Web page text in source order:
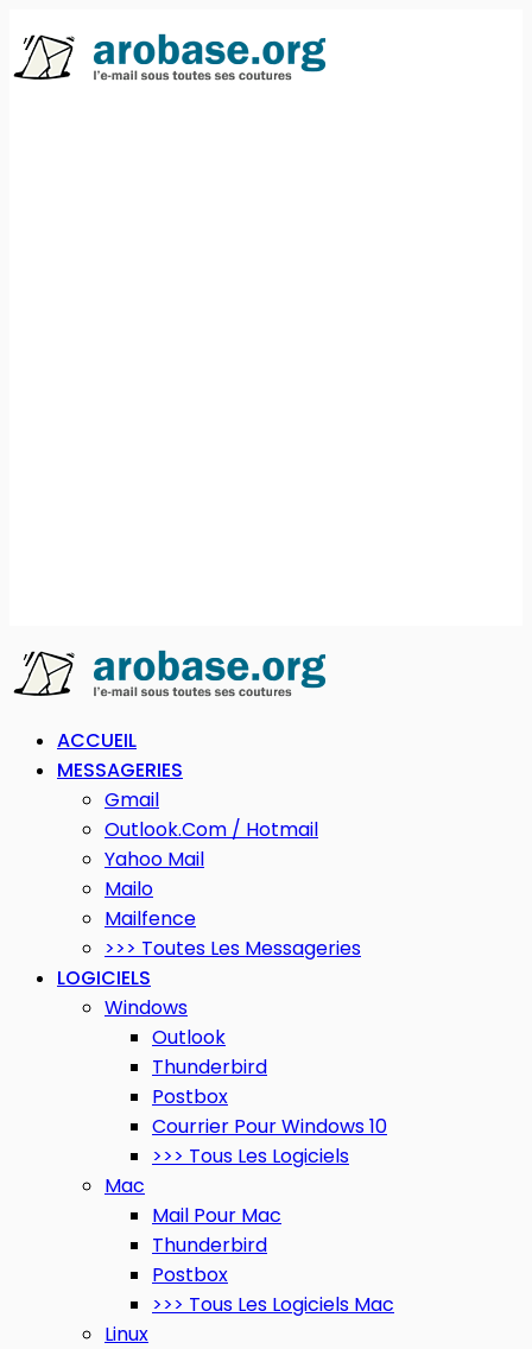
ACCUEIL
MESSAGERIES
Gmail
Outlook.com / Hotmail
Yahoo Mail
Mailo
Mailfence
>>> Toutes Les Messageries
LOGICIELS
Windows
Outlook
Thunderbird
Postbox
Courrier Pour Windows 10
>>> Tous Les Logiciels
Mac
Mail Pour Mac
Thunderbird
Postbox
>>> Tous Les Logiciels Mac
Linux